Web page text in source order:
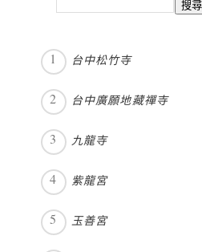
台中松竹寺
台中廣願地藏禪寺
九龍寺
紫龍宮
玉善宮